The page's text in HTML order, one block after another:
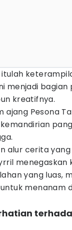
menjadi
kreatifnya.
ajang Pesona
alur cerita
yang luas,
menanam